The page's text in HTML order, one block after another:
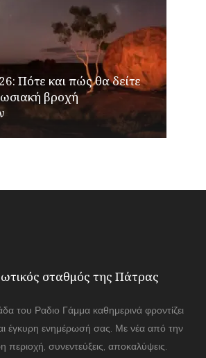
Πότε και πώς θα δείτε
βροχή
σταθμός της Πάτρας
του Ραδιο Γάμμα καθημερινά φροντίζει
και έγκυρη ενημέρωσή σας. Με νέα από την
περιοχή, συνεντεύξεις, αποκαλύψεις.